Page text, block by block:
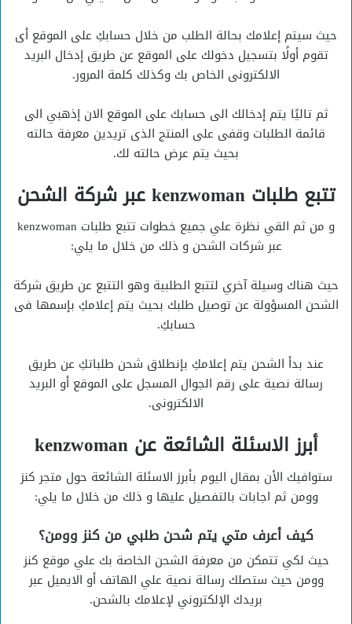
حيث سيتم إعلامك بحالة الطلب من خلال حسابكِ على الموقع أى
تقوم أولًا بتسجيل دخولك على الموقع عن طريق إدخال البريد
الالكترونى الخاص بك وكذلك كلمة المرور.
ثم تاليًا يتم إدخالك الى حسابك على الموقع الان إذهبي الى
قائمة الطلبات وقفى على المنتج الذى تريدين معرفة حالته
بحيث يتم عرض حالته لك.
تتبع طلبات kenzwoman عبر شركة الشحن
و من ثم القي نظرة علي جميع خطوات تتبع طلبات kenzwoman
عبر شركات الشحن و ذلك من خلال ما يلي:
حيث هناك وسيلة آخري لتتبع الطلبية وهو التتبع عن طريق شركة
الشحن المسؤولة عن توصيل طلبك بحيث يتم إعلامكِ بإسمها فى
حسابكِ.
عند بدأ الشحن يتم إعلامكِ بإنطلاق شحن طلباتكِ عن طريق
رسالة نصية على رقم الجوال المسجل على الموقع أو البريد
الالكترونى.
أبرز الاسئلة الشائعة عن kenzwoman
ستوافيك الأن بمقال اليوم بأبرز الاسئلة الشائعة حول متجر كنز
وومن ثم اجابات بالتفصيل عليها و ذلك من خلال ما يلي:
كيف أعرف متي يتم شحن طلبي من كنز وومن؟
حيث لكي تتمكن من معرفة الشحن الخاصة بك علي موقع كنز
وومن حيث ستصلك رسالة نصية علي الهاتف أو الايميل عبر
بريدك الإلكتروني لإعلامك بالشحن.